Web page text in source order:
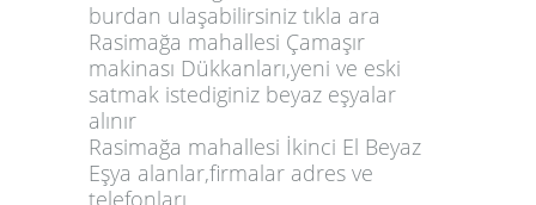
burdan ulaşabilirsiniz tıkla ara
Rasimağa mahallesi Çamaşır
makinası Dükkanları,yeni ve eski
satmak istediginiz beyaz eşyalar
alınır
Rasimağa mahallesi İkinci El Beyaz
Eşya alanlar,firmalar adres ve
telefonları